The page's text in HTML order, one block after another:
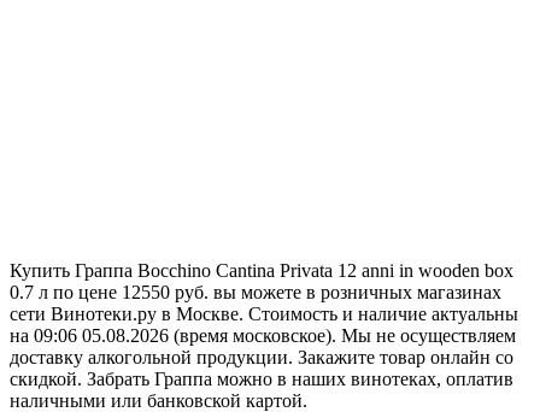
Купить Граппа Bocchino Cantina Privata 12 anni in wooden box
0.7 л по цене 12550 руб. вы можете в розничных магазинах
сети Винотеки.ру в Москве. Стоимость и наличие актуальны
на 09:06 05.08.2026 (время московское). Мы не осуществляем
доставку алкогольной продукции. Закажите товар онлайн со
скидкой. Забрать Граппа можно в наших винотеках, оплатив
наличными или банковской картой.